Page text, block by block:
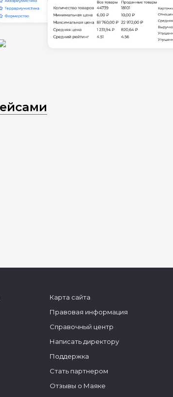
Карта сайта
Правовая информация
Справочный центр
Написать директору
Поддержка
Стать партнером
Отзывы о Маяке